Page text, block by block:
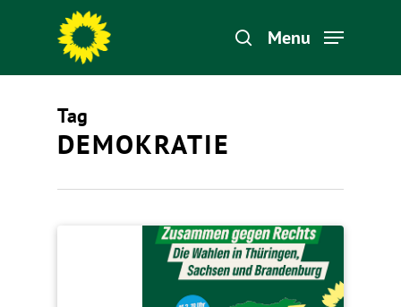
Hit enter to search or ESC to close
Menu
Tag
DEMOKRATIE